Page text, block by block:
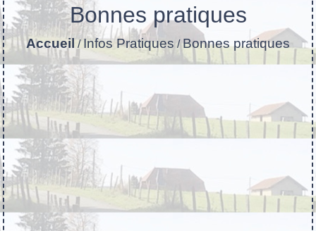
Bonnes pratiques
Accueil /Infos Pratiques /Bonnes pratiques